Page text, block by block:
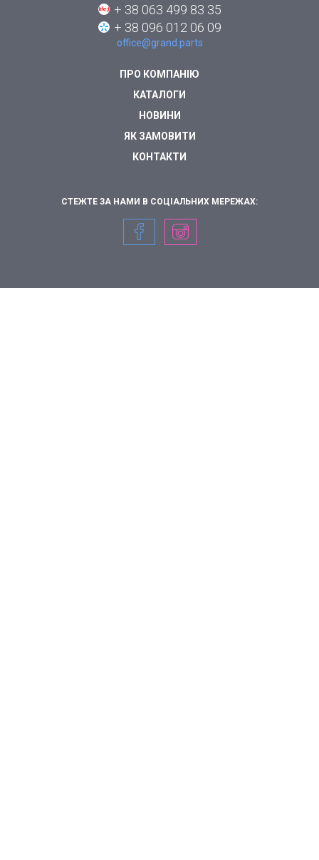
ПРО КОМПАНІЮ
КАТАЛОГИ
НОВИНИ
ЯК ЗАМОВИТИ
КОНТАКТИ
+ 38 063 499 83 35
+ 38 096 012 06 09
office@grand.parts
СТЕЖТЕ ЗА НАМИ В СОЦІАЛЬНИХ МЕРЕЖАХ: